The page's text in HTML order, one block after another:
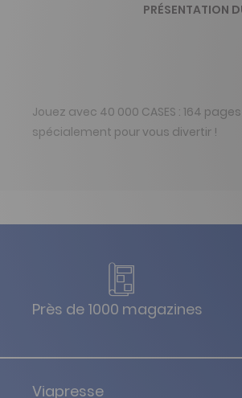
PRÉSENTATION
Jouez avec 40 000 CASES : 164
spécialement pour vous divertir !
Près de 1000 magazines
Viapresse